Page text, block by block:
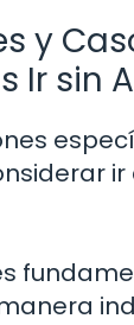
y
Ir sin
ir